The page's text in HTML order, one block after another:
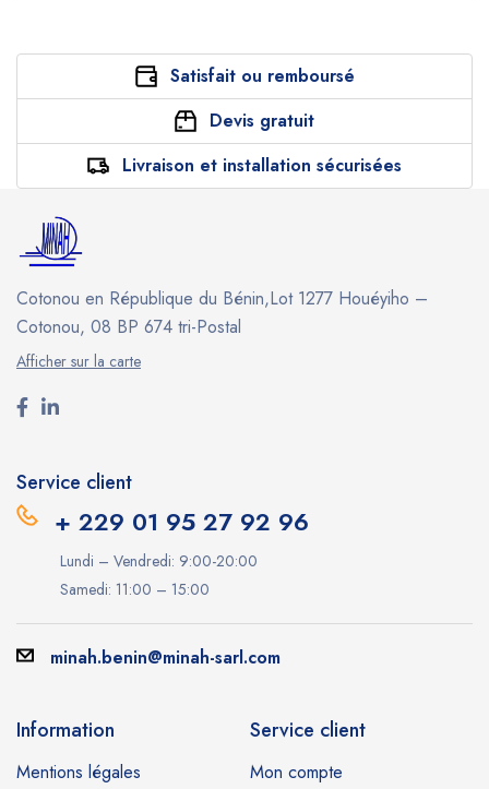
Satisfait ou remboursé
Devis gratuit
Livraison et installation sécurisées
Cotonou en République du Bénin,Lot 1277 Houéyiho –
Cotonou, 08 BP 674 tri-Postal
Afficher sur la carte
Service client
+ 229 01 95 27 92 96
Lundi – Vendredi: 9:00-20:00
Samedi: 11:00 – 15:00
minah.benin@minah-sarl.com
Information
Mentions légales
Service client
Mon compte